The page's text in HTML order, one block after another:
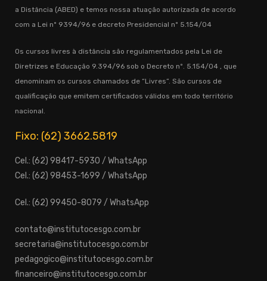
a Distância (ABED) e temos nossa atuação autorizada de acordo
com a Lei nº 9394/96 e decreto Presidencial nº 5.154/04
Os cursos livres à distância são regulamentados pela Lei de
Diretrizes e Educação 9.394/96 sob o Decreto nº. 5.154/04 , que
denominam os cursos chamados de “Livres”. São cursos de
qualificação que emitem certificados válidos em todo território
nacional.
Fixo: (62) 3662.5819
Cel.: (62) 98417-5930 / WhatsApp
Cel.: (62) 98453-1699 / WhatsApp
Cel.: (62) 99450-8079 / WhatsApp
contato@institutocesgo.com.br
secretaria@institutocesgo.com.br
pedagogico@institutocesgo.com.br
financeiro@institutocesgo.com.br